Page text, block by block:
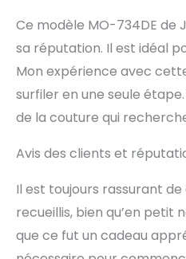
Ce modèle MO-734DE de
sa réputation. Il est idéal
Mon expérience avec
surfiler en une seule
de la couture qui
Avis des clients et
Il est toujours rassurant
recueillis, bien qu’en
que ce fut un cadeau